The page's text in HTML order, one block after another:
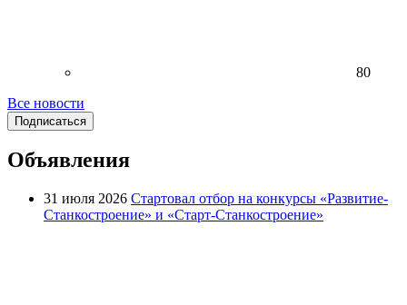
80
Все новости
Подписаться
Объявления
31 июля 2026 Стартовал отбор на конкурсы «Развитие-
Станкостроение» и «Старт-Станкостроение»